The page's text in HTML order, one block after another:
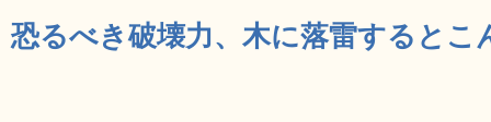
恐るべき破壊力、木に落雷するとこ